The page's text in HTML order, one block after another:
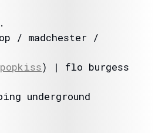
/ madchester /
popkiss) | flo burgess
underground